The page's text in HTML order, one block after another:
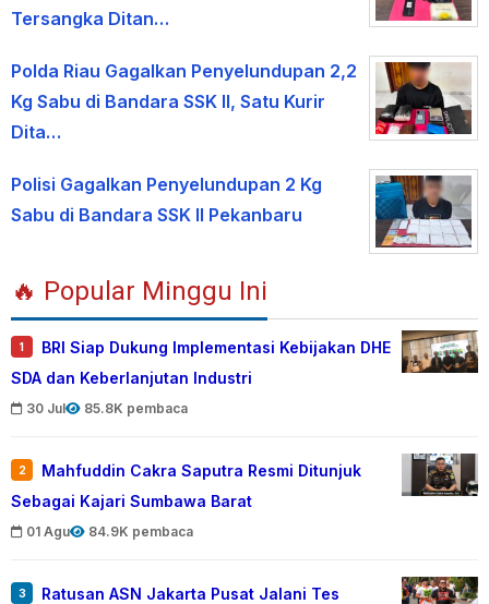
Tersangka Ditan…
Polda Riau Gagalkan Penyelundupan 2,2
Kg Sabu di Bandara SSK II, Satu Kurir
Dita…
Polisi Gagalkan Penyelundupan 2 Kg
Sabu di Bandara SSK II Pekanbaru
🔥 Popular Minggu Ini
1
BRI Siap Dukung Implementasi Kebijakan DHE
SDA dan Keberlanjutan Industri
30 Jul 85.8K pembaca
2
Mahfuddin Cakra Saputra Resmi Ditunjuk
Sebagai Kajari Sumbawa Barat
01 Agu 84.9K pembaca
3
Ratusan ASN Jakarta Pusat Jalani Tes